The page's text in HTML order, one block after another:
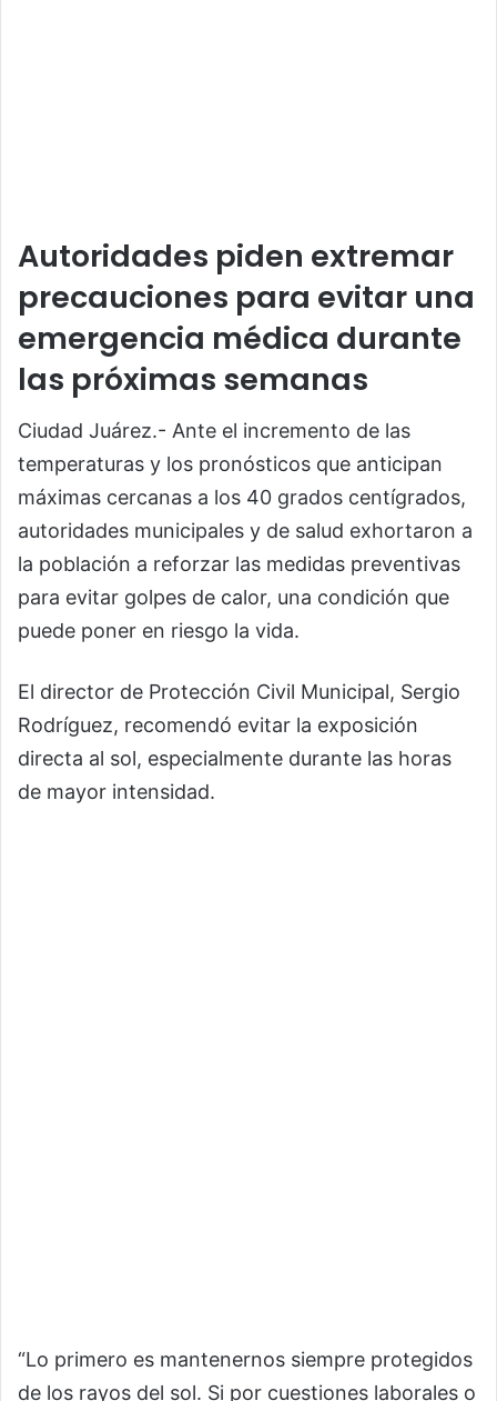
Autoridades piden extremar
precauciones para evitar una
emergencia médica durante
las próximas semanas
Ciudad Juárez.- Ante el incremento de las
temperaturas y los pronósticos que anticipan
máximas cercanas a los 40 grados centígrados,
autoridades municipales y de salud exhortaron a
la población a reforzar las medidas preventivas
para evitar golpes de calor, una condición que
puede poner en riesgo la vida.
El director de Protección Civil Municipal, Sergio
Rodríguez, recomendó evitar la exposición
directa al sol, especialmente durante las horas
de mayor intensidad.
“Lo primero es mantenernos siempre protegidos
de los rayos del sol. Si por cuestiones laborales o